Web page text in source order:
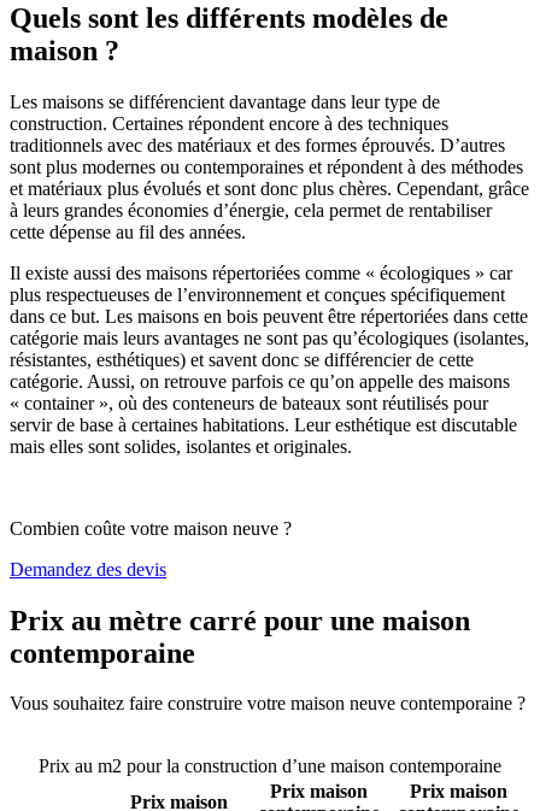
Quels sont les différents modèles de
maison ?
Les maisons se différencient davantage dans leur type de
construction. Certaines répondent encore à des techniques
traditionnels avec des matériaux et des formes éprouvés. D’autres
sont plus modernes ou contemporaines et répondent à des méthodes
et matériaux plus évolués et sont donc plus chères. Cependant, grâce
à leurs grandes économies d’énergie, cela permet de rentabiliser
cette dépense au fil des années.
Il existe aussi des maisons répertoriées comme « écologiques » car
plus respectueuses de l’environnement et conçues spécifiquement
dans ce but. Les maisons en bois peuvent être répertoriées dans cette
catégorie mais leurs avantages ne sont pas qu’écologiques (isolantes,
résistantes, esthétiques) et savent donc se différencier de cette
catégorie. Aussi, on retrouve parfois ce qu’on appelle des maisons
« container », où des conteneurs de bateaux sont réutilisés pour
servir de base à certaines habitations. Leur esthétique est discutable
mais elles sont solides, isolantes et originales.
Combien coûte votre maison neuve ?
Demandez des devis
Prix au mètre carré pour une maison
contemporaine
Vous souhaitez faire construire votre maison neuve contemporaine ?
Prix au m2 pour la construction d’une maison contemporaine
Prix maison
Prix maison
Prix maison